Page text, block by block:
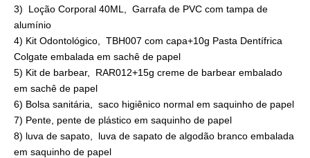
3) Loção Corporal 40ML, Garrafa de PVC com tampa de
alumínio
4) Kit Odontológico, TBH007 com capa+10g Pasta Dentífrica
Colgate embalada em sachê de papel
5) Kit de barbear, RAR012+15g creme de barbear embalado
em sachê de papel
6) Bolsa sanitária, saco higiênico normal em saquinho de papel
7) Pente, pente de plástico em saquinho de papel
8) luva de sapato, luva de sapato de algodão branco embalada
em saquinho de papel